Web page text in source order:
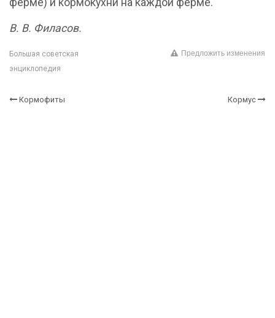
ферме) и кормокухни на каждой ферме.
В. В. Филасов.
Большая советская
энциклопедия
Предложить изменения
Кормофиты Кормус